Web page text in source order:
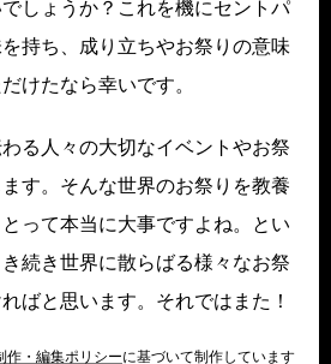
しょうか？これを機にセントパ
持ち、成り立ちやお祭りの意味
けたなら幸いです。
る人々の大切なイベントやお祭
す。そんな世界のお祭りを教養
って本当に大事ですよね。とい
続き世界に散らばる様々なお祭
ばと思います。それではまた！
作・編集ポリシーに基づいて制作しています